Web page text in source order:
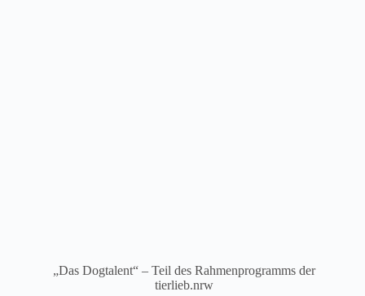
„Das Dogtalent“ – Teil des Rahmenprogramms der
tierlieb.nrw